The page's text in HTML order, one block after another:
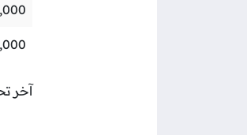
آخر